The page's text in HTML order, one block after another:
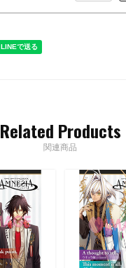
Related Products
関連商品